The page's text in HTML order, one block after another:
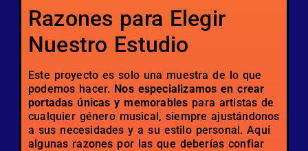
Razones para Elegir
Nuestro Estudio
Este proyecto es solo una muestra de lo que
podemos hacer. Nos especializamos en crear
portadas únicas y memorables para artistas de
cualquier género musical, siempre ajustándonos
a sus necesidades y a su estilo personal. Aquí
algunas razones por las que deberías confiar